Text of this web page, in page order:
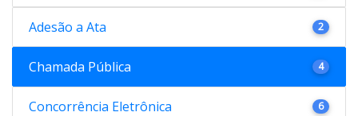
Adesão a Ata 2
Chamada Pública 4
Concorrência Eletrônica 6